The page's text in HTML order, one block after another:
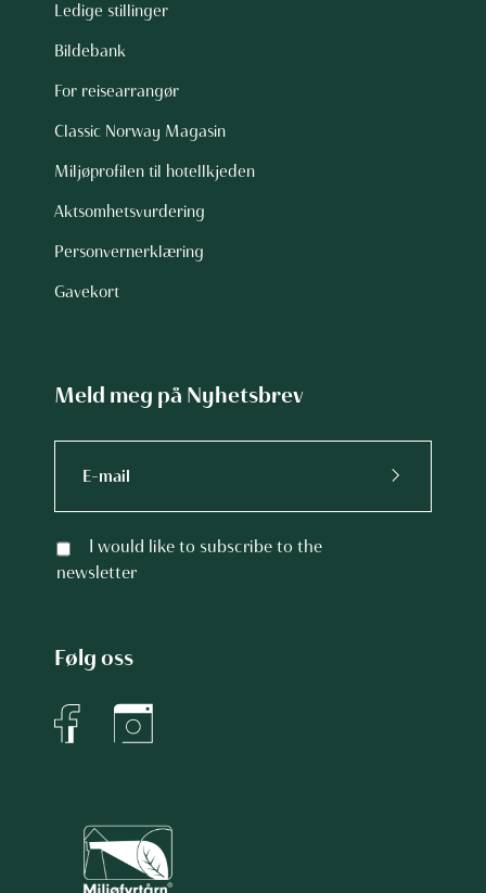
Ledige stillinger
Bildebank
For reisearrangør
Classic Norway Magasin
Miljøprofilen til hotellkjeden
Aktsomhetsvurdering
Personvernerklæring
Gavekort
Meld meg på Nyhetsbrev
I would like to subscribe to the
newsletter
Følg oss